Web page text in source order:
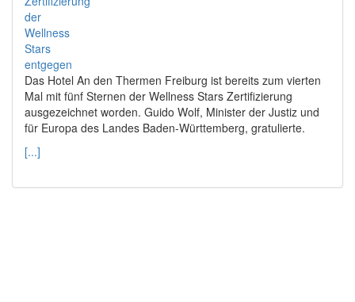
Das Hotel An den Thermen Freiburg ist bereits zum vierten
Mal mit fünf Sternen der Wellness Stars Zertifizierung
ausgezeichnet worden. Guido Wolf, Minister der Justiz und
für Europa des Landes Baden-Württemberg, gratulierte.
[...]